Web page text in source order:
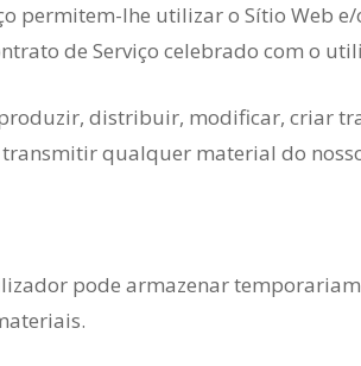
permitem-lhe utilizar o Sítio Web
de Serviço celebrado com o
distribuir, modificar, criar
qualquer material do
pode armazenar